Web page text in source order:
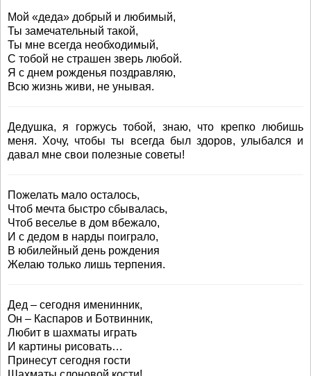
Мой «деда» добрый и любимый,
Ты замечательный такой,
Ты мне всегда необходимый,
С тобой не страшен зверь любой.
Я с днем рожденья поздравляю,
Всю жизнь живи, не унывая.
Дедушка, я горжусь тобой, знаю, что крепко любишь
меня. Хочу, чтобы ты всегда был здоров, улыбался и
давал мне свои полезные советы!
Пожелать мало осталось,
Чтоб мечта быстро сбывалась,
Чтоб веселье в дом вбежало,
И с дедом в нарды поиграло,
В юбилейный день рождения
Желаю только лишь терпения.
Дед – сегодня именинник,
Он – Каспаров и Ботвинник,
Любит в шахматы играть
И картины рисовать…
Принесут сегодня гости